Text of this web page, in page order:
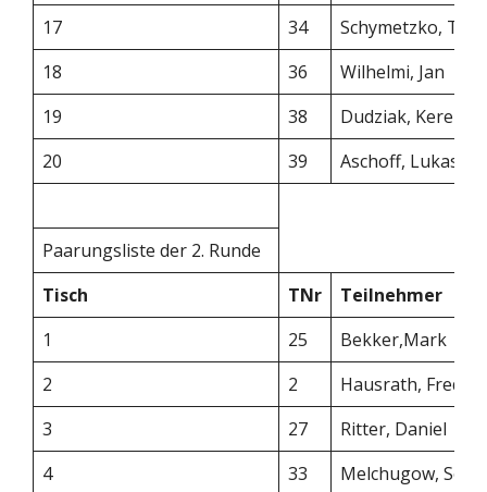
17
34
Schymetzko, Tim
18
36
Wilhelmi, Jan
19
38
Dudziak, Kerem
20
39 Aschoff, Lukas
Paarungsliste der 2. Runde
Tisch
TNr
Teilnehmer
1
25
Bekker,Mark
2
2
Hausrath, Freder
3
27
Ritter, Daniel
4
33
Melchugow,